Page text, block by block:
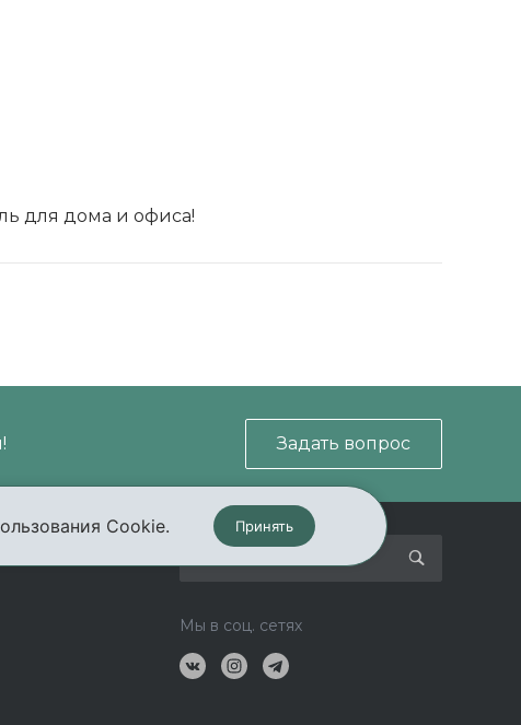
для дома и офиса!
Задать вопрос
Мы в соц. сетях
Cookie. Принять